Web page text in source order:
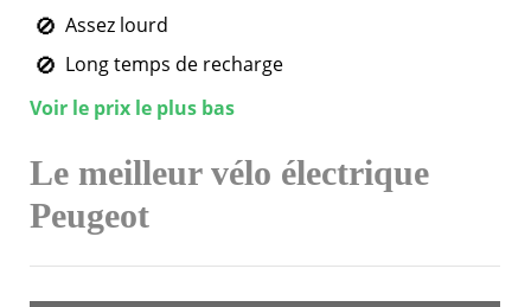
Assez lourd
Long temps de recharge
Voir le prix le plus bas
Le meilleur vélo électrique
Peugeot